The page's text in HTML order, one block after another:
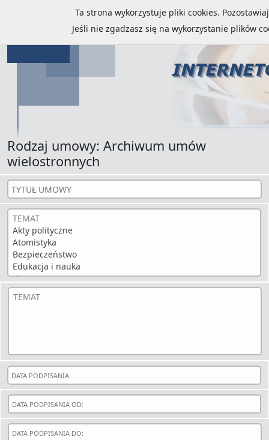
Rodzaj umowy: Archiwum umów
wielostronnych
Ta strona wykorzystuje pliki cookies.
Jeśli nie zgadzasz się na wykorzystanie plików